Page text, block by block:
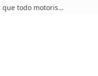
5 consequências de dirigir um carro irregular que todo motorista deve conhecer